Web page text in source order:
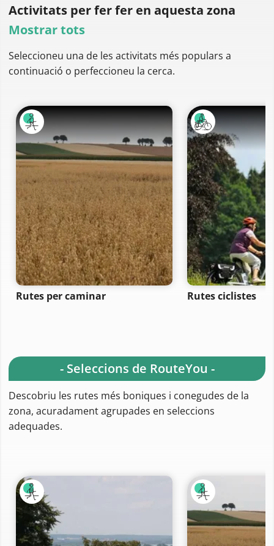
Activitats per ferfer en aquesta zona
Mostrar tots
Seleccioneu una de les activitats més populars a
continuació o perfeccioneu la cerca.
Rutes per caminar Rutes ciclistes
- Seleccions de RouteYou -
Descobriu les rutes més boniques i conegudes de la
zona, acuradament agrupades en seleccions
adequades.